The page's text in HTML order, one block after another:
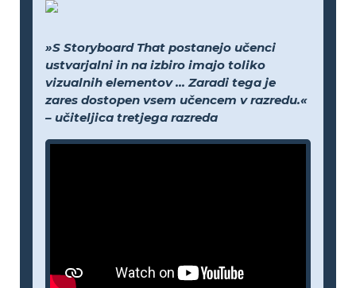
»S Storyboard That postanejo učenci
ustvarjalni in na izbiro imajo toliko
vizualnih elementov ... Zaradi tega je
zares dostopen vsem učencem v razredu.«
– učiteljica tretjega razreda